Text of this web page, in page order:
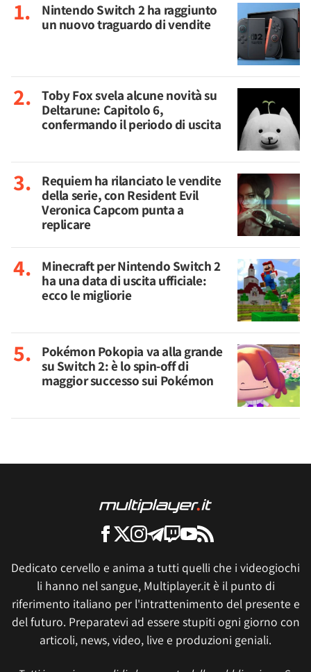
Nintendo Switch 2 ha raggiunto
un nuovo traguardo di vendite
Toby Fox svela alcune novità su
Deltarune: Capitolo 6,
confermando il periodo di uscita
Requiem ha rilanciato le vendite
della serie, con Resident Evil
Veronica Capcom punta a
replicare
Minecraft per Nintendo Switch 2
ha una data di uscita ufficiale:
ecco le migliorie
Pokémon Pokopia va alla grande
su Switch 2: è lo spin-off di
maggior successo sui Pokémon
Dedicato cervello e anima a tutti quelli che i videogiochi
li hanno nel sangue, Multiplayer.it è il punto di
riferimento italiano per l'intrattenimento del presente e
del futuro. Preparatevi ad essere stupiti ogni giorno con
articoli, news, video, live e produzioni geniali.